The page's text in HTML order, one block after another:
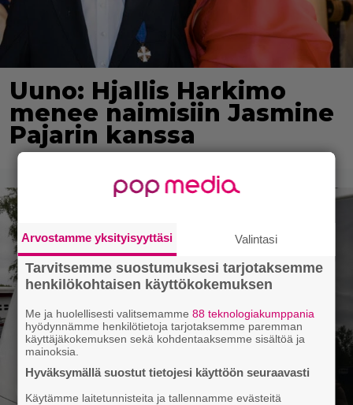
Uuno: Hjallis Harkimo
menee naimisiin Jasmine
Pajarin kanssa
Arvostamme yksityisyyttäsi Valintasi
Tarvitsemme suostumuksesi tarjotaksemme
henkilökohtaisen käyttökokemuksen
Me ja huolellisesti valitsemamme88 teknologiakumppania
hyödynnämme henkilötietoja tarjotaksemme paremman
käyttäjäkokemuksen sekä kohdentaaksemme sisältöä ja
mainoksia.
Hyväksymällä suostut tietojesi käyttöön seuraavasti
Käytämme laitetunnisteita ja tallennamme evästeitä